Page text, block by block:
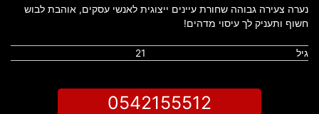
נערה צעירה גבוהה שחורת עיינים ייצוגית לאנשי עסקים, אוהבת לבוש
חשוף ותעניק לך עיסוי מדהים!
גיל 21
0542155512